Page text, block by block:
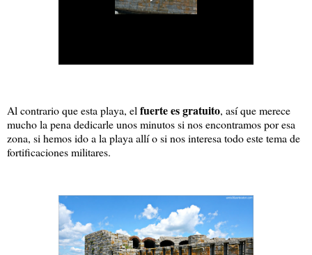
Al contrario que esta playa, el fuerte es gratuito, así que merece
mucho la pena dedicarle unos minutos si nos encontramos por esa
zona, si hemos ido a la playa allí o si nos interesa todo este tema de
fortificaciones militares.